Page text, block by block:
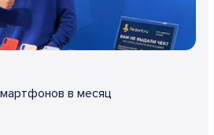
в месяц